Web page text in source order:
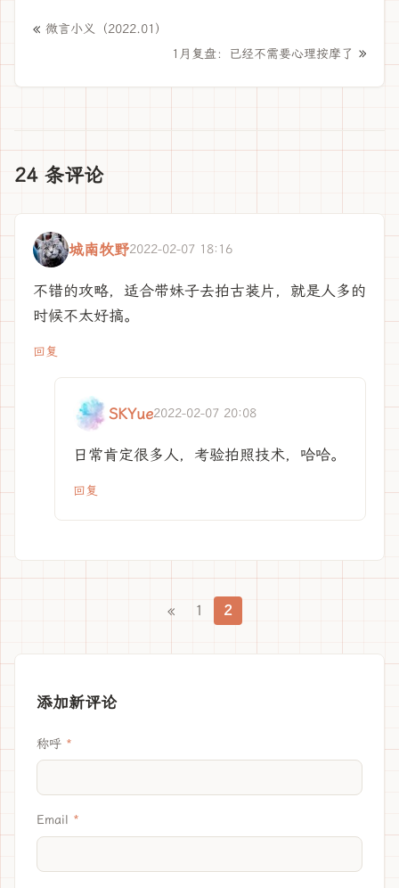
« 微言小义（2022.01）
1月复盘：已经不需要心理按摩了 »
24 条评论
城南牧野2022-02-07 18:16
不错的攻略，适合带妹子去拍古装片，就是人多的
时候不太好搞。
回复
SKYue2022-02-07 20:08
日常肯定很多人，考验拍照技术，哈哈。
回复
« 1 2
添加新评论
称呼
Email